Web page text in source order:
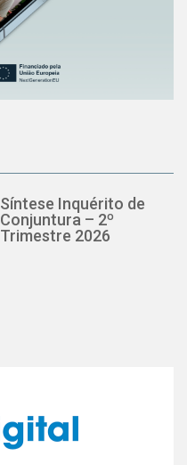
Síntese Inquérito de
Conjuntura – 2º
Trimestre 2026